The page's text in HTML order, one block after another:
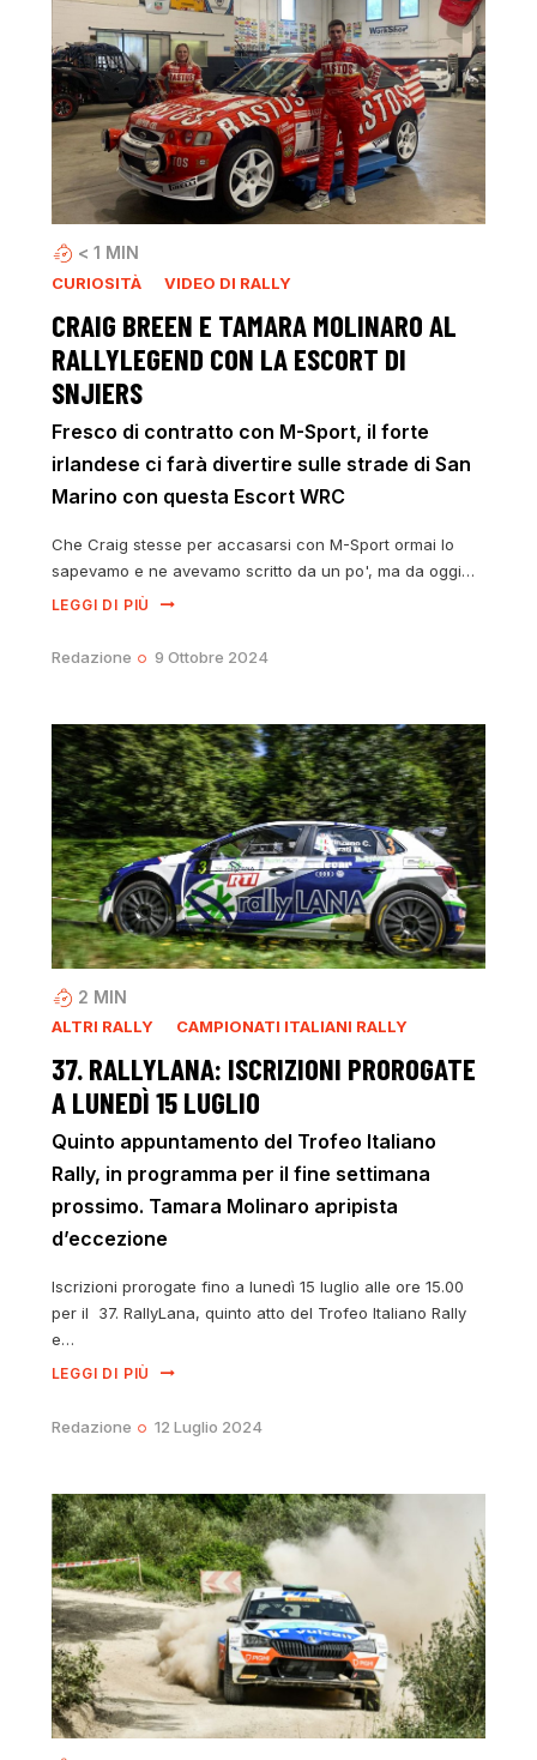
< 1 MIN
CURIOSITÀ VIDEO DI RALLY
CRAIG BREEN E TAMARA MOLINARO AL
RALLYLEGEND CON LA ESCORT DI
SNJIERS
Fresco di contratto con M-Sport, il forte
irlandese ci farà divertire sulle strade di San
Marino con questa Escort WRC
Che Craig stesse per accasarsi con M-Sport ormai lo
sapevamo e ne avevamo scritto da un po', ma da oggi…
LEGGI DI PIÙ
Redazione 9 Ottobre 2024
2 MIN
ALTRI RALLY CAMPIONATI ITALIANI RALLY
37. RALLYLANA: ISCRIZIONI PROROGATE
A LUNEDÌ 15 LUGLIO
Quinto appuntamento del Trofeo Italiano
Rally, in programma per il fine settimana
prossimo. Tamara Molinaro apripista
d’eccezione
Iscrizioni prorogate fino a lunedì 15 luglio alle ore 15.00
per il 37. RallyLana, quinto atto del Trofeo Italiano Rally
e…
LEGGI DI PIÙ
Redazione 12 Luglio 2024